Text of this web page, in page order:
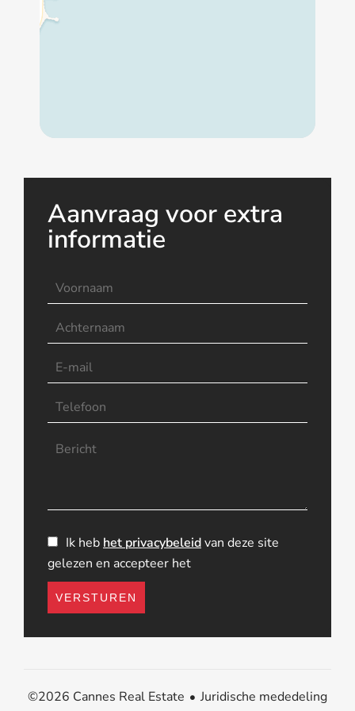
Aanvraag voor extra
informatie
Ik heb het privacybeleidvan deze site
gelezen en accepteer het
VERSTUREN
©2026 Cannes Real Estate
Juridische mededeling